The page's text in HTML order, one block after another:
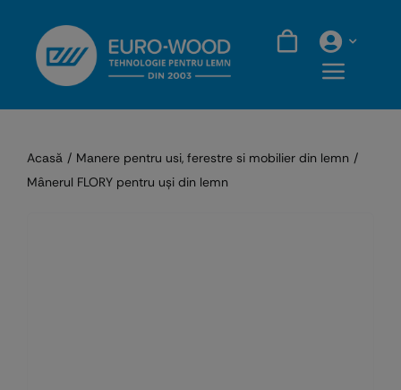
content
Acasă
Manere pentru usi, ferestre si mobilier din lemn
Mânerul FLORY pentru uşi din lemn